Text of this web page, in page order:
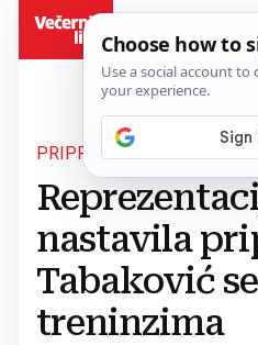
PRIPREME ZMAJEVA
nastavila
Tabaković
treninzima